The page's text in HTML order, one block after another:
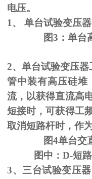
电压。
1、 单台试验变压
图3 ：单
2、单台试验变压器
管中装有高压硅堆
流，以获得直流高
短接时，可获得工
取消短路杆时，作
图4单台交
图中： D-
3、三台试验变压